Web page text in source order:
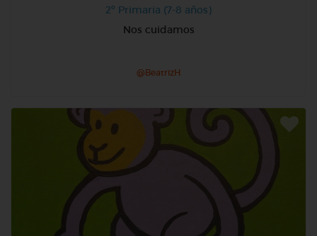
2º Primaria (7-8 años)
Nos cuidamos
@BeatrizH